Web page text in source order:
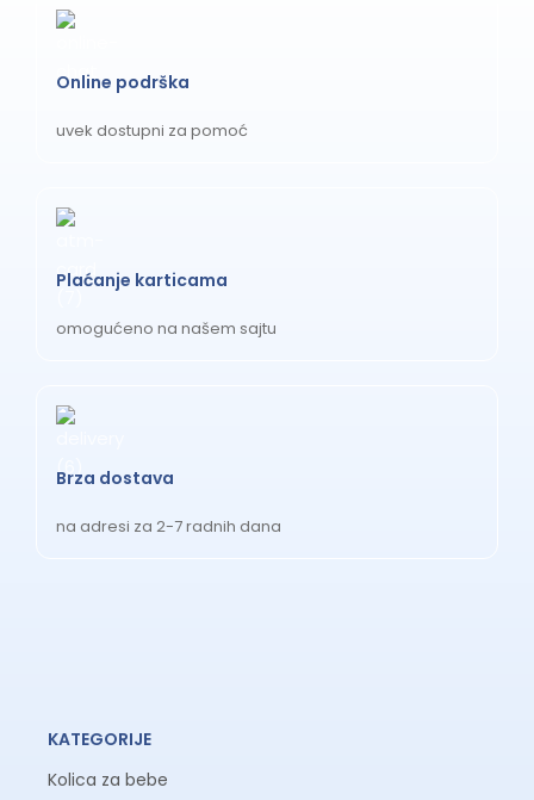
Online podrška
uvek dostupni za pomoć
Plaćanje karticama
omogućeno na našem sajtu
Brza dostava
na adresi za 2-7 radnih dana
KATEGORIJE
Kolica za bebe